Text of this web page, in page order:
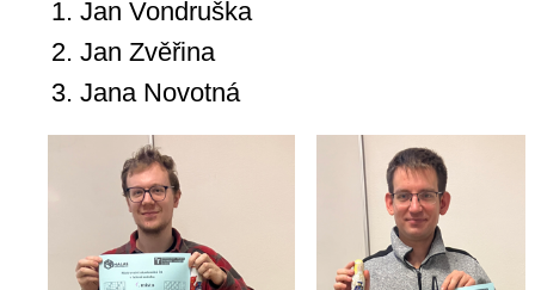
Jan Vondruška
Jan Zvěřina
Jana Novotná